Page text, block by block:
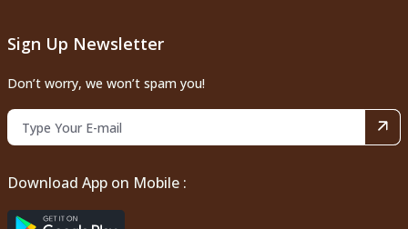
Sign Up Newsletter
Don’t worry, we won’t spam you!
Download App on Mobile :